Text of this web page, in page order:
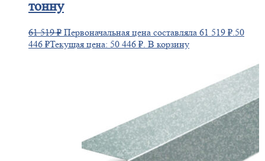
тонну
61 519₽ Первоначальная цена составляла 61 519 ₽.50
446 ₽Текущая цена: 50 446 ₽. В корзину